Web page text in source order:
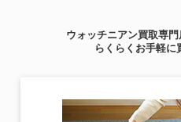
ウォッチニアン買取専
らくらくお手軽に